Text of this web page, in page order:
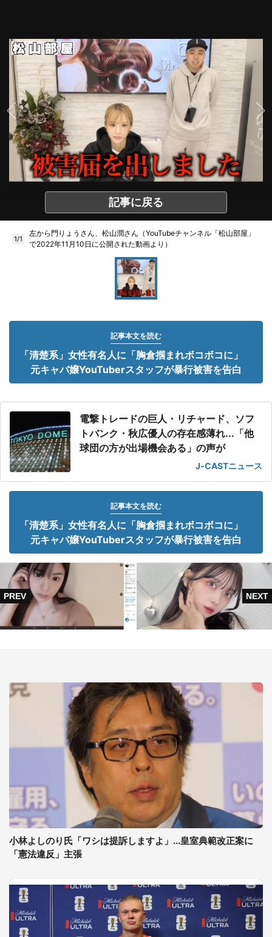
記事に戻る
1/1
左から門りょうさん、松山潤さん（YouTubeチャンネル「松山部屋」
で2022年11月10日に公開された動画より）
記事本文を読む
「清楚系」女性有名人に「胸倉掴まれボコボコに」
元キャバ嬢YouTuberスタッフが暴行被害を告白
電撃トレードの巨人・リチャード、ソフ
トバンク・秋広優人の存在感薄れ...「他
球団の方が出場機会ある」の声が
J-CASTニュース
記事本文を読む
「清楚系」女性有名人に「胸倉掴まれボコボコに」
元キャバ嬢YouTuberスタッフが暴行被害を告白
小林よしのり氏「ワシは提訴しますよ」...皇室典範改正案に
「憲法違反」主張